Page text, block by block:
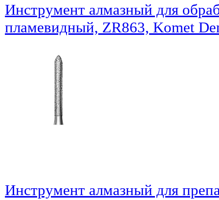
Инструмент алмазный для
пламевидный, ZR863, Komet
Инструмент алмазный для